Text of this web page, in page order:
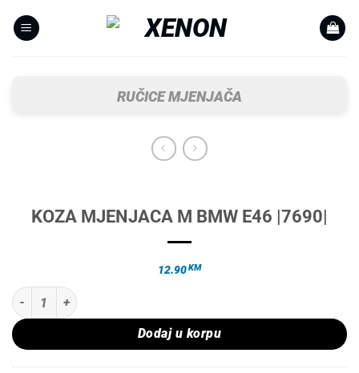
RUČICE MJENJAČA
KOZA MJENJACA M BMW E46 |7690|
12.90KM
KOZA MJENJACA M BMW E46 |7690| količina
Dodaj u korpu